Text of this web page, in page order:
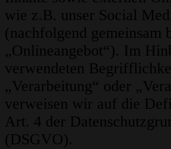
wie z.B. unser Social
(nachfolgend gemeinsam
„Onlineangebot“). Im
verwendeten
„Verarbeitung“ oder
verweisen wir auf die
Art. 4 der
(DSGVO).